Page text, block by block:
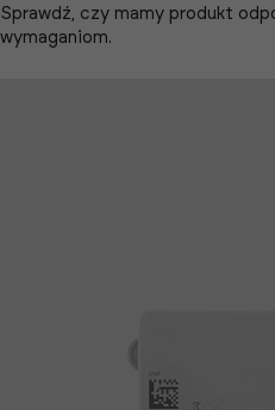
Sprawdź, czy mamy produkt
wymaganiom.